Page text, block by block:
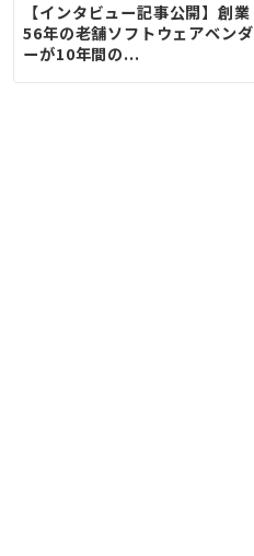
【インタビュー記事公開】創業
56年の老舗ソフトウェアベンダ
ーが10年間の...